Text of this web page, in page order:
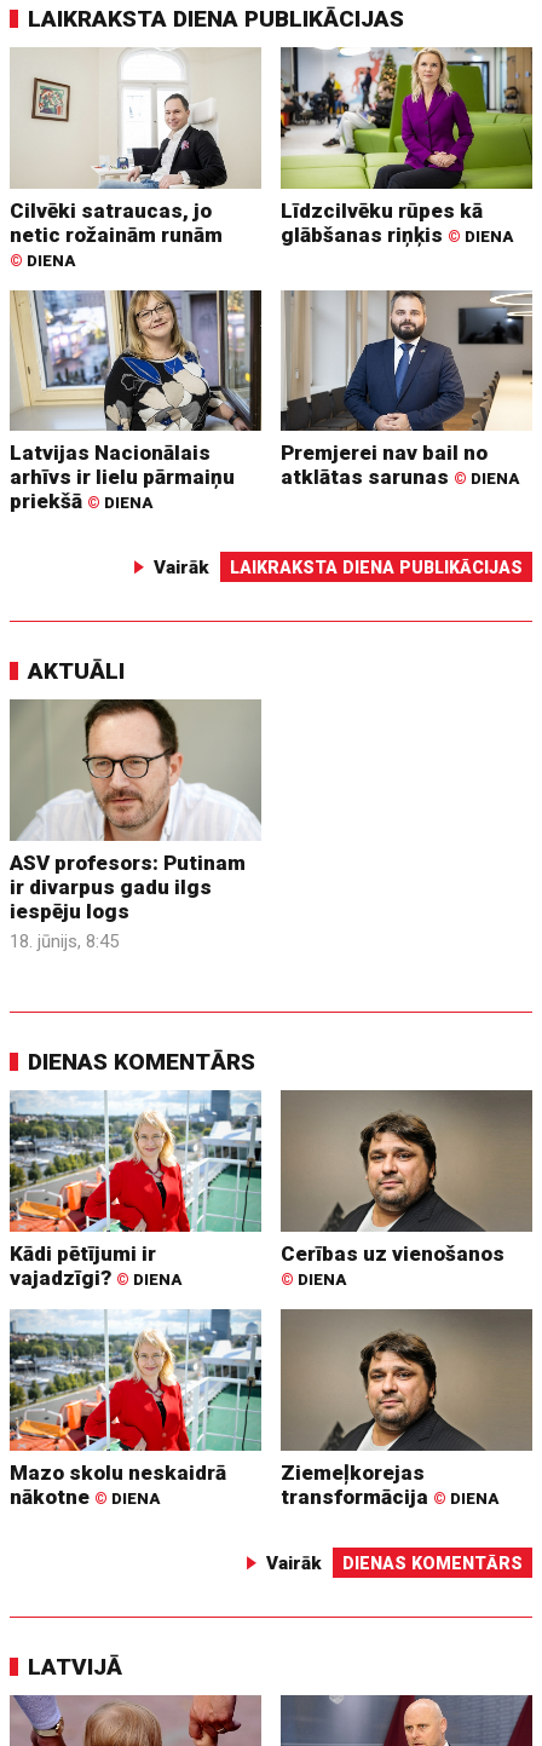
LAIKRAKSTA DIENA PUBLIKĀCIJAS
Cilvēki satraucas, jo
netic rožainām runām
© DIENA
Līdzcilvēku rūpes kā
glābšanas riņķis © DIENA
Latvijas Nacionālais
arhīvs ir lielu pārmaiņu
priekšā © DIENA
Premjerei nav bail no
atklātas sarunas © DIENA
Vairāk LAIKRAKSTA DIENA PUBLIKĀCIJAS
AKTUĀLI
ASV profesors: Putinam
ir divarpus gadu ilgs
iespēju logs
18. jūnijs, 8:45
DIENAS KOMENTĀRS
Kādi pētījumi ir
vajadzīgi? © DIENA
Cerības uz vienošanos
© DIENA
Mazo skolu neskaidrā
nākotne © DIENA
Ziemeļkorejas
transformācija © DIENA
Vairāk DIENAS KOMENTĀRS
LATVIJĀ